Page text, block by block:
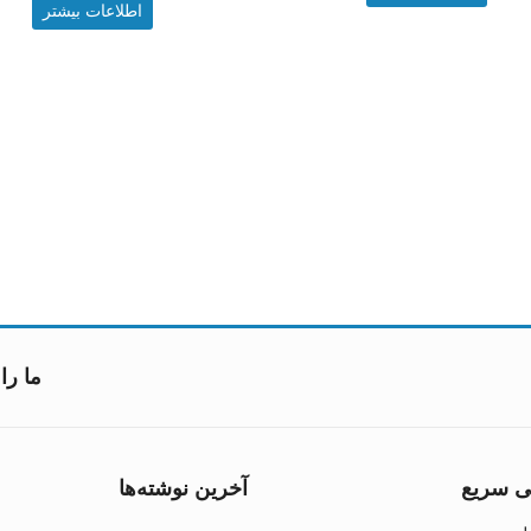
اطلاعات بیشتر
ما
سریع آخرین نوشته‌ها